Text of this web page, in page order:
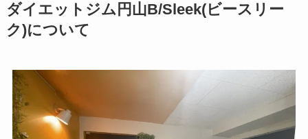
ダイエットジム円山B/Sleek(ビースリー
ク)について